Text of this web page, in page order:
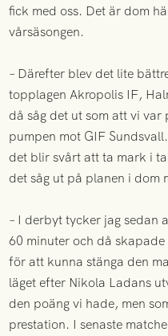
fick med oss. Det är dom
vårsäsongen.
– Därefter blev det lite
topplagen Akropolis IF,
då såg det ut som att vi
pumpen mot GIF
det blir svårt att ta mark i
det såg ut på planen i dom
– I derbyt tycker jag sedan
60 minuter och då
för att kunna stänga den
läget efter Nikola Ladans
den poäng vi hade, men
prestation. I senaste